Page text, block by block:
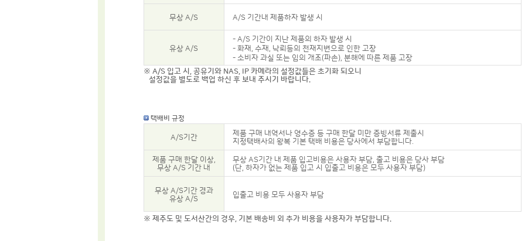
무상 A/S A/S 기간내 제품하자 발생 시
유상 A/S
- A/S 기간이 지난 제품의 하자 발생 시
- 화재, 수재, 낙뢰등의 천재지변으로 인한 고장
- 소비자 과실 또는 임의 개조(파손), 분해에 따른 제품 고장
※ A/S 입고 시, 공유기와 NAS, IP 카메라의 설정값들은 초기화 되오니
설정값을 별도로 백업 하신 후 보내 주시기 바랍니다.
택배비 규정
A/S기간
제품 구매 내역서나 영수증 등 구매 한달 미만 증빙서류 제출시
지정택배사의 왕복 기본 택배 비용은 당사에서 부담합니다.
제품 구매 한달 이상,
무상 A/S 기간 내
무상 AS기간 내 제품 입고비용은 사용자 부담, 출고 비용은 당사 부담
(단, 하자가 없는 제품 입고 시 입출고 비용은 모두 사용자 부담)
무상 A/S기간 경과
유상 A/S
입출고 비용 모두 사용자 부담
※ 제주도 및 도서산간의 경우, 기본 배송비 외 추가 비용을 사용자가 부담합니다.